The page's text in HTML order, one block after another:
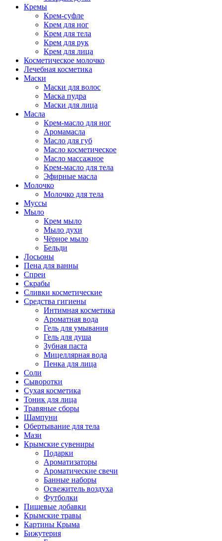
Кремы
Крем-суфле
Крем для ног
Крем для тела
Крем для рук
Крем для лица
Косметическое молочко
Лечебная косметика
Маски
Маски для волос
Маска пудра
Маски для лица
Масла
Крем-масло для ног
Аромамасла
Масло для губ
Масло косметическое
Масло массажное
Крем-масло для тела
Эфирные масла
Молочко
Молочко для тела
Муссы
Мыло
Крем мыло
Мыло духи
Чёрное мыло
Бельди
Лосьоны
Пена для ванны
Спреи
Скрабы
Сливки косметические
Средства гигиены
Интимная косметика
Ароматная вода
Гель для умывания
Гель для душа
Зубная паста
Мицеллярная вода
Пенка для лица
Соли
Сыворотки
Сухая косметика
Тоник для лица
Травяные сборы
Шампуни
Обертывание для тела
Мази
Крымские сувениры
Подарки
Ароматизаторы
Ароматические свечи
Банные наборы
Освежитель воздуха
Футболки
Пищевые добавки
Крымские травы
Картины Крыма
Бижутерия